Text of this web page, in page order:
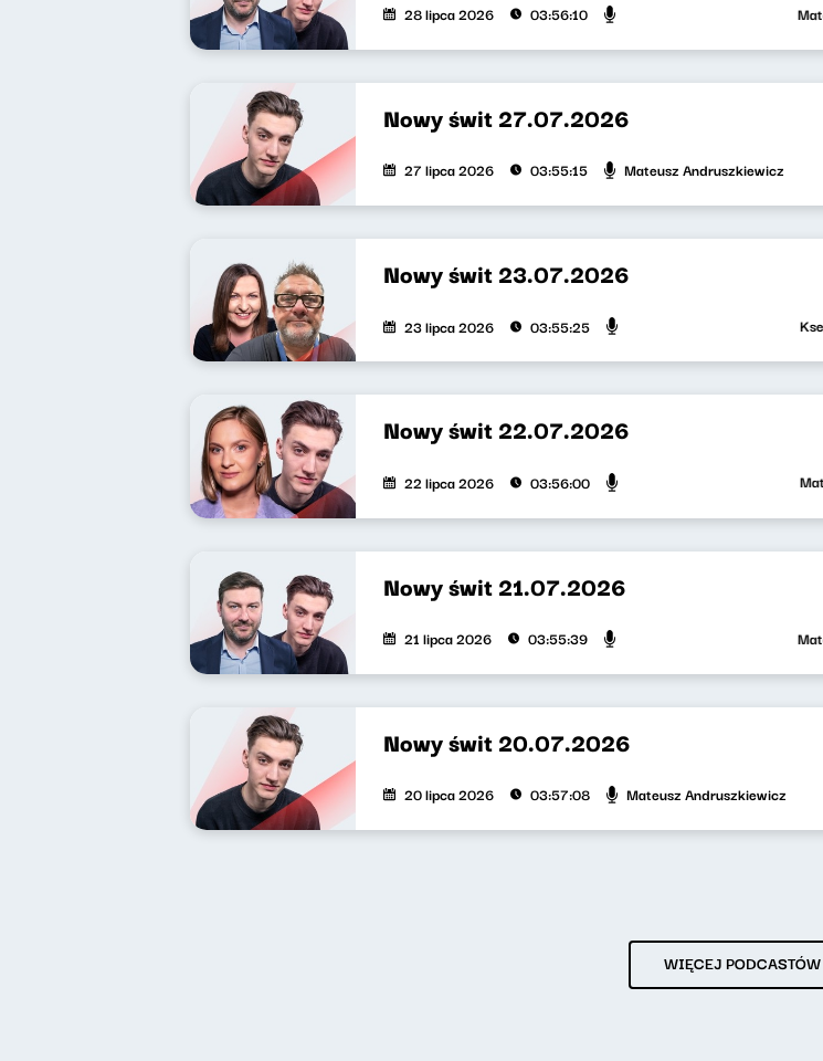
28 lipca 2026 03:56:10
Nowy świt 27.07.2026
27 lipca 2026 03:55:15 Mateusz Andruszkiewicz
Nowy świt 23.07.2026
23 lipca 2026 03:55:25
Nowy świt 22.07.2026
22 lipca 2026 03:56:00
Nowy świt 21.07.2026
21 lipca 2026 03:55:39
Nowy świt 20.07.2026
20 lipca 2026 03:57:08 Mateusz Andruszkiewicz
WIĘCEJ PODCASTÓW